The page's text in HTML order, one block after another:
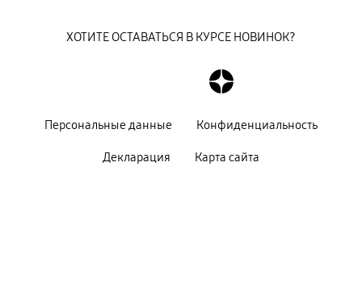
Персональные данные Конфиденциальность
Декларация Карта сайта
ХОТИТЕ ОСТАВАТЬСЯ В КУРСЕ НОВИНОК?